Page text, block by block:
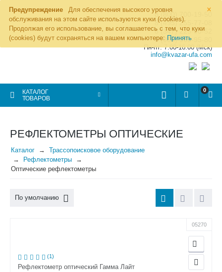
×
Предупреждение
Для обеспечения высокого уровня
обслуживания на этом сайте используются куки (cookies).
Продолжая его использование, вы соглашаетесь с тем, что куки
(cookies) будут сохраняться на вашем компьютере: Принять
8 (800) 700-19-50
8 (495) 255-77-08
8 (347) 225-00-52
8 (986) 963-95-80
Пн-пт: 7.00-16.00 (Мск)
info@kvazar-ufa.com
КАТАЛОГ
ТОВАРОВ
0
РЕФЛЕКТОМЕТРЫ ОПТИЧЕСКИЕ
Каталог
Трассопоисковое оборудование
Рефлектометры
Оптические рефлектометры
По умолчанию
05270
(1)
Рефлектометр оптический Гамма Лайт